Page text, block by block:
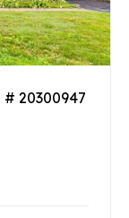
# 20300947